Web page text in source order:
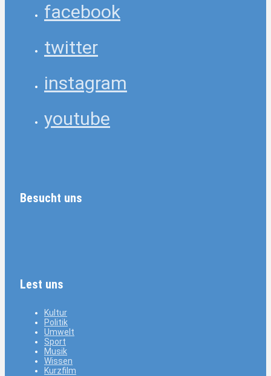
facebook
twitter
instagram
youtube
Besucht uns
Lest uns
Kultur
Politik
Umwelt
Sport
Musik
Wissen
Kurzfilm